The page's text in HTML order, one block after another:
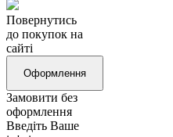
Повернутись
до покупок на
сайті
Оформлення
Замовити без
оформлення
Введіть Ваше